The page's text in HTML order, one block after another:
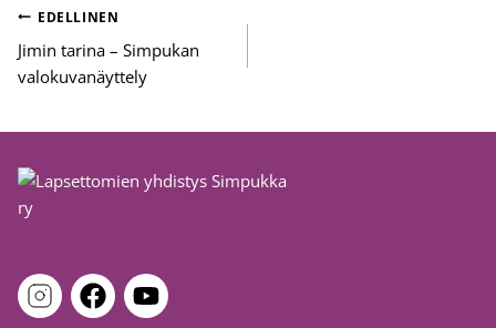
Artikkelien
selaus
EDELLINEN
Jimin tarina – Simpukan
valokuvanäyttely